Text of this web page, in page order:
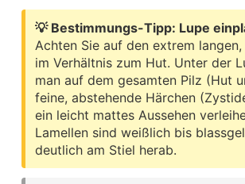
💡 Bestimmungs-Tipp: Lupe
Achten Sie auf den extrem
im Verhältnis zum Hut. Unter der
man auf dem gesamten Pilz (Hut
feine, abstehende Härchen
ein leicht mattes Aussehen
Lamellen sind weißlich bis
deutlich am Stiel herab.